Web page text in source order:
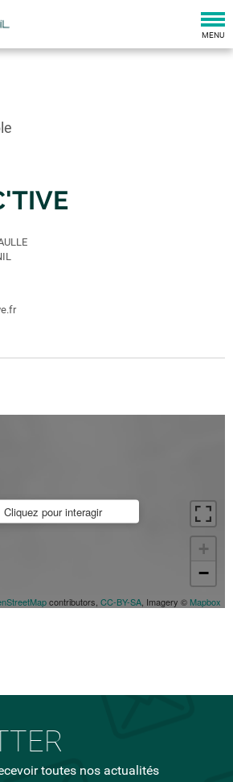
MENU
+
−
contributors, CC-BY-SA , Imagery © Mapbox
Cliquez pour interagir
toutes nos actualités